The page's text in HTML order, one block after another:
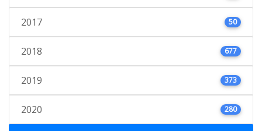
2017 50
2018 677
2019 373
2020 280